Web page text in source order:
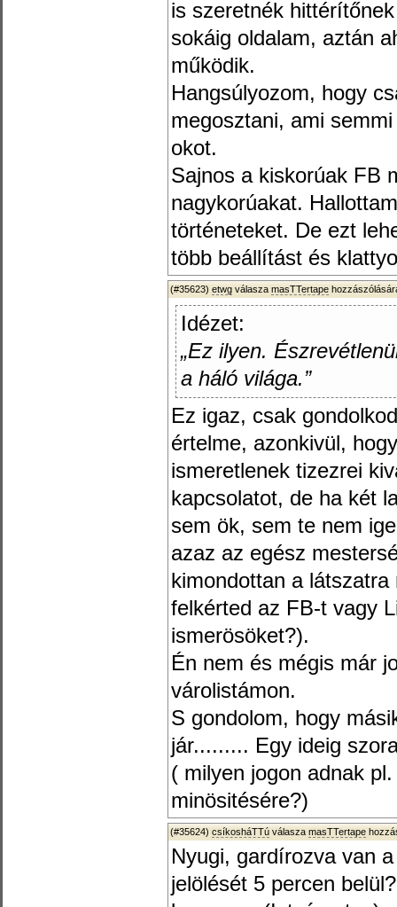
is szeretnék
sokáig oldalam, aztán
működik.
Hangsúlyozom, hogy
megosztani, ami
okot.
Sajnos a kiskorúak FB
nagykorúakat.
történeteket. De ezt
több beállítást és
(#35623) etwg válasza masTTertape
Idézet:
„Ez ilyen.
a háló világa.”
Ez igaz, csak
értelme, azonkivül,
ismeretlenek tizezrei
kapcsolatot, de ha két
sem ök, sem te nem
azaz az egész
kimondottan a
felkérted az FB-t vagy
ismerösöket?).
Én nem és mégis már
várolistámon.
S gondolom, hogy
jár......... Egy ideig
( milyen jogon adnak
minösitésére?)
(#35624) csíkosháTTú válasza masTTertape
Nyugi, gardírozva van
jelölését 5 percen